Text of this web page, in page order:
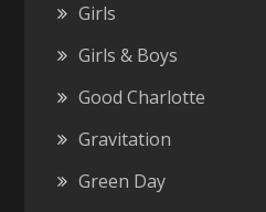
Girls
Girls & Boys
Good Charlotte
Gravitation
Green Day